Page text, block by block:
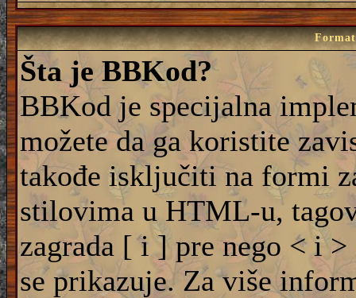
Šta je BBKod?
BBKod je specijalna
možete da ga koristite
takođe isključiti na formi
stilovima u HTML-u,
zagrada [ i ] pre nego < i
se prikazuje. Za više